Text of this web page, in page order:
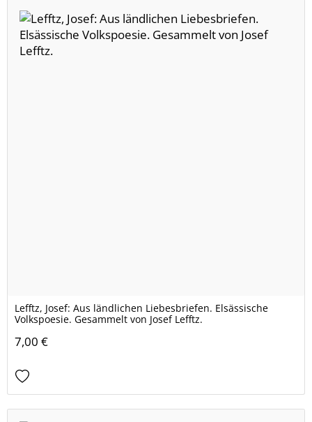
Lefftz, Josef: Aus ländlichen Liebesbriefen. Elsässische
Volkspoesie. Gesammelt von Josef Lefftz.
7,00 €